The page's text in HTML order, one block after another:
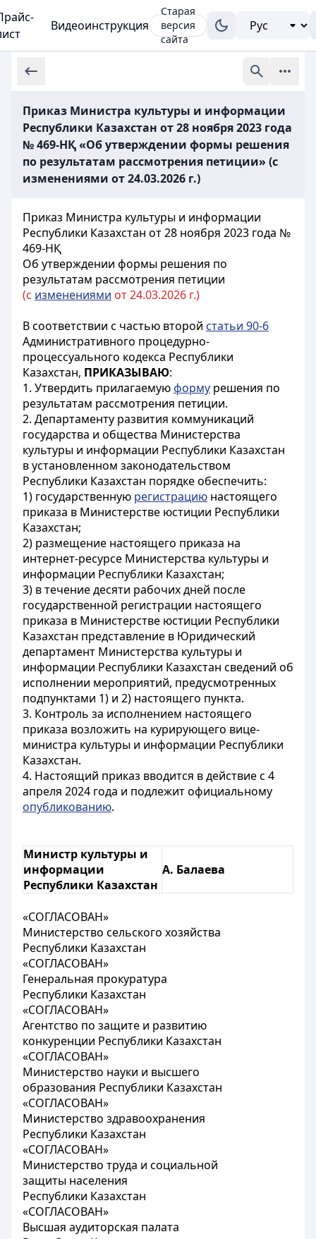
Видеоинструкция
Старая
версия
сайта
Приказ Министра культуры и информации
Республики Казахстан от 28 ноября 2023 года
№ 469-НҚ «Об утверждении формы решения
по результатам рассмотрения петиции» (с
изменениями от 24.03.2026 г.)
Приказ Министра культуры и информации
Республики Казахстан от 28 ноября 2023 года №
469-НҚ
Об утверждении формы решения по
результатам рассмотрения петиции
(с изменениями от 24.03.2026 г.)
В соответствии с частью второй статьи 90-6
Административного процедурно-
процессуального кодекса Республики
Казахстан, ПРИКАЗЫВАЮ:
1. Утвердить прилагаемуюформу решения по
результатам рассмотрения петиции.
2. Департаменту развития коммуникаций
государства и общества Министерства
культуры и информации Республики Казахстан
в установленном законодательством
Республики Казахстан порядке обеспечить:
1) государственную регистрацию настоящего
приказа в Министерстве юстиции Республики
Казахстан;
2) размещение настоящего приказа на
интернет-ресурсе Министерства культуры и
информации Республики Казахстан;
3) в течение десяти рабочих дней после
государственной регистрации настоящего
приказа в Министерстве юстиции Республики
Казахстан представление в Юридический
департамент Министерства культуры и
информации Республики Казахстан сведений об
исполнении мероприятий, предусмотренных
подпунктами 1) и 2) настоящего пункта.
3. Контроль за исполнением настоящего
приказа возложить на курирующего вице-
министра культуры и информации Республики
Казахстан.
4. Настоящий приказ вводится в действие с 4
апреля 2024 года и подлежит официальному
опубликованию.
Министр культуры и
информации
Республики Казахстан
А. Балаева
«СОГЛАСОВАН»
Министерство сельского хозяйства
Республики Казахстан
«СОГЛАСОВАН»
Генеральная прокуратура
Республики Казахстан
«СОГЛАСОВАН»
Агентство по защите и развитию
конкуренции Республики Казахстан
«СОГЛАСОВАН»
Министерство науки и высшего
образования Республики Казахстан
«СОГЛАСОВАН»
Министерство здравоохранения
Республики Казахстан
«СОГЛАСОВАН»
Министерство труда и социальной
защиты населения
Республики Казахстан
«СОГЛАСОВАН»
Высшая аудиторская палата